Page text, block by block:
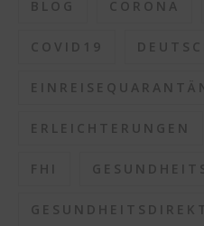
BLOG CORONA
COVID19
ERLEICHTERUNGEN
FHI